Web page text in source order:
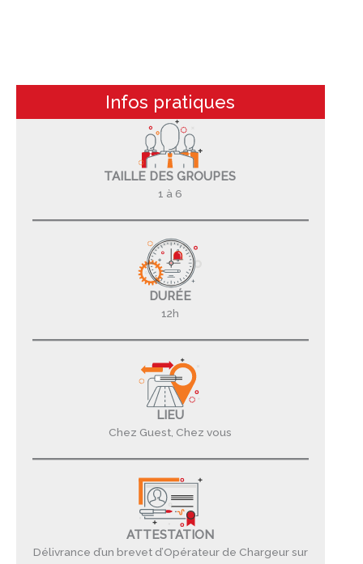
Infos pratiques
TAILLE DES GROUPES
1 à 6
DURÉE
12h
LIEU
Chez Guest, Chez vous
ATTESTATION
Délivrance d’un brevet d’Opérateur de Chargeur sur